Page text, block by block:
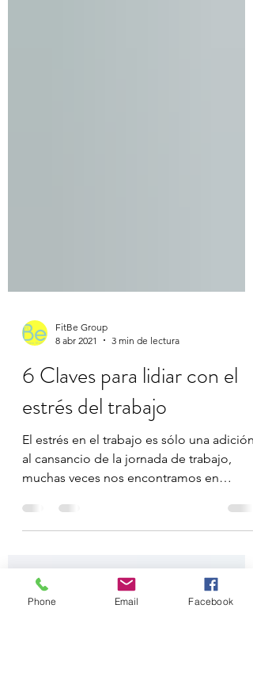
FitBe Group
8 abr 2021
3 min de lectura
6 Claves para lidiar con el
estrés del trabajo
El estrés en el trabajo es sólo una adición
al cansancio de la jornada de trabajo,
situaciones donde no...
Phone Email Facebook